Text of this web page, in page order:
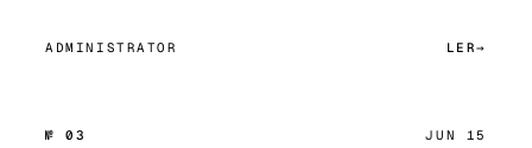
ADMINISTRATOR LER
№ 03 JUN 15